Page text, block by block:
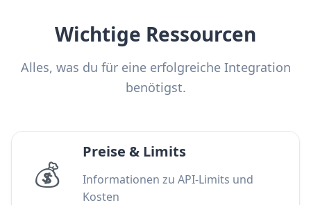
Wichtige Ressourcen
Alles, was du für eine erfolgreiche Integration
benötigst.
💰
Preise & Limits
Informationen zu API-Limits und
Kosten